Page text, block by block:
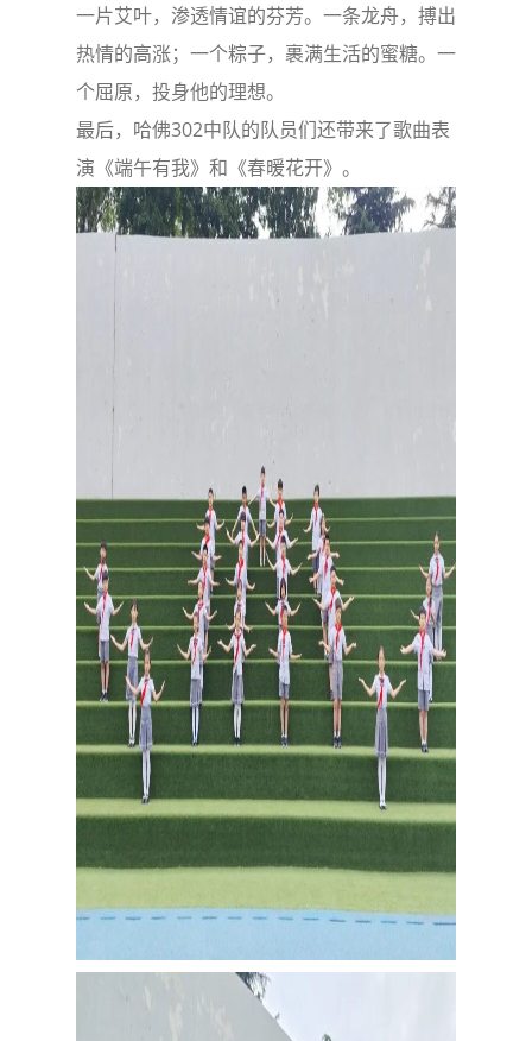
一片艾叶，渗透情谊的芬芳。一条龙舟，搏出
热情的高涨；一个粽子，裹满生活的蜜糖。一
个屈原，投身他的理想。
最后，哈佛302中队的队员们还带来了歌曲表
演《端午有我》和《春暖花开》。